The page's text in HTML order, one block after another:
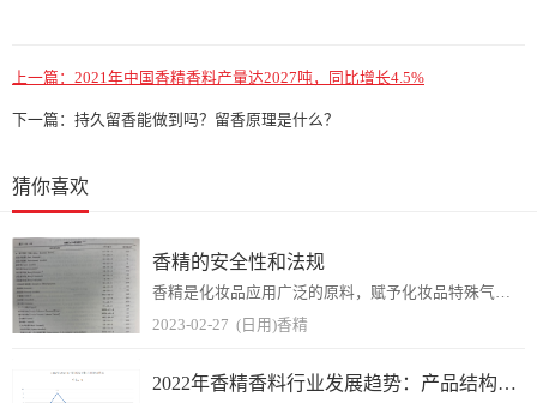
上一篇： 2021年中国香精香料产量达2027吨，同比增长4.5%
下一篇： 持久留香能做到吗？留香原理是什么？
猜你喜欢
香精的安全性和法规
香精是化妆品应用广泛的原料，赋予化妆品特殊气味，使产品气味怡人、舒适，提高产品使用体验感。但是为什么市场面上越来越多的化妆品标榜着“无香精”、“无香型”?什么是...
2023-02-27 (日用)香精
2022年香精香料行业发展趋势：产品结构往复合型发展